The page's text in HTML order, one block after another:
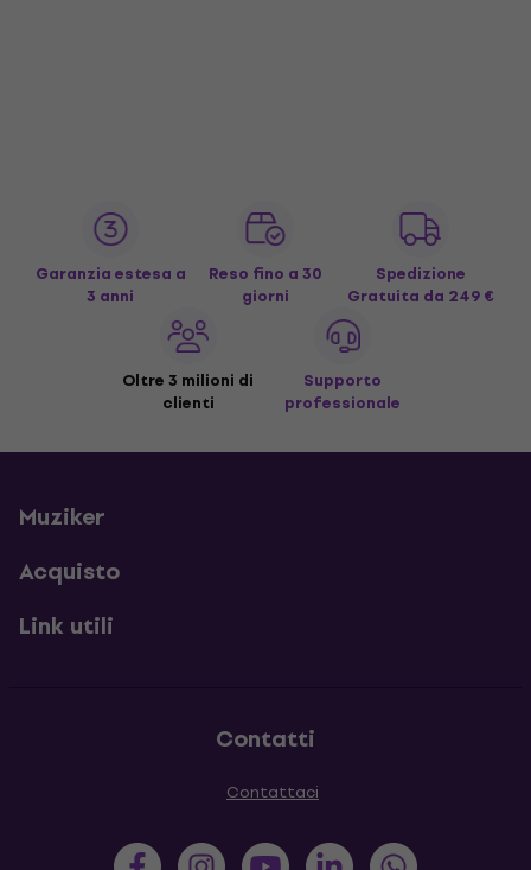
Garanzia estesa a
3 anni
Reso fino a 30
giorni
Spedizione
Gratuita da 249 €
Oltre 3 milioni di
clienti
Supporto
professionale
Muziker
Acquisto
Link utili
Contatti
Contattaci